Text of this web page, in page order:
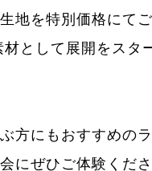
地を特別価格にてご
として展開をスタ
方にもおすすめのラ
にぜひご体験くださ